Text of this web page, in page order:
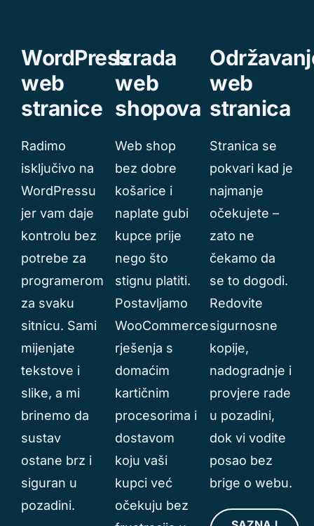
WordPress
web
stranice
Radimo
isključivo na
WordPressu
jer vam daje
kontrolu bez
potrebe za
programerom
za svaku
sitnicu. Sami
mijenjate
tekstove i
slike, a mi
brinemo da
sustav
ostane brz i
siguran u
pozadini.
Izrada
web
shopova
Web shop
bez dobre
košarice i
naplate gubi
kupce prije
nego što
stignu platiti.
Postavljamo
WooCommerce
rješenja s
domaćim
kartičnim
procesorima i
dostavom
koju vaši
kupci već
očekuju bez
web
stranica
Stranica se
pokvari kad je
najmanje
očekujete –
zato ne
čekamo da
se to dogodi.
Redovite
sigurnosne
kopije,
nadogradnje i
provjere rade
u pozadini,
dok vi vodite
posao bez
brige o webu.